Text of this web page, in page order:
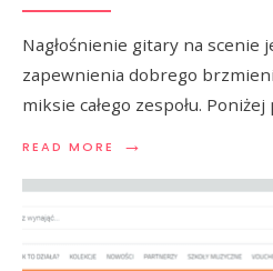
Nagłośnienie gitary na scenie
zapewnienia dobrego
miksie całego zespołu.
READ MORE →